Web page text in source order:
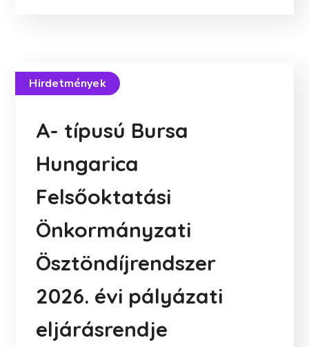
Hirdetmények
A- típusú Bursa
Hungarica
Felsőoktatási
Önkormányzati
Ösztöndíjrendszer
2026. évi pályázati
eljárásrendje